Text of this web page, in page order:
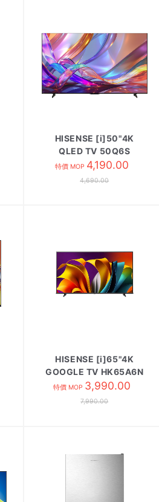
HISENSE [i]50"4K
QLED TV 50Q6S
特價 MOP 4,190.00
4,690.00
HISENSE [i]65"4K
GOOGLE TV HK65A6N
特價 MOP 3,990.00
7,990.00